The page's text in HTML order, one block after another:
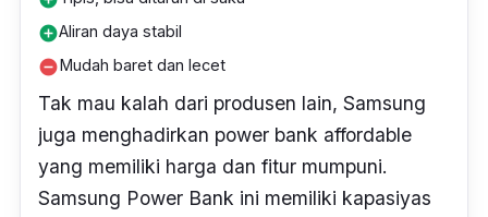
add_circleAliran daya stabil
remove_circleMudah baret dan lecet
Tak mau kalah dari produsen lain, Samsung
juga menghadirkan power bank affordable
yang memiliki harga dan fitur mumpuni.
Samsung Power Bank ini memiliki kapasiyas